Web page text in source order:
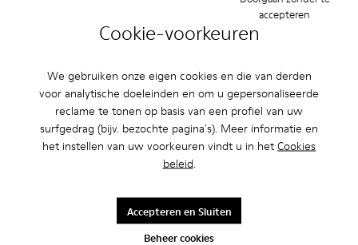
Cookie-voorkeuren
We gebruiken onze eigen cookies en die van derden
voor analytische doeleinden en om u gepersonaliseerde
reclame te tonen op basis van een profiel van uw
surfgedrag (bijv. bezochte pagina's). Meer informatie en
het instellen van uw voorkeuren vindt u in het Cookies
beleid.
Beheer cookies
accepteren
Accepteren en Sluiten
Socks
20 €